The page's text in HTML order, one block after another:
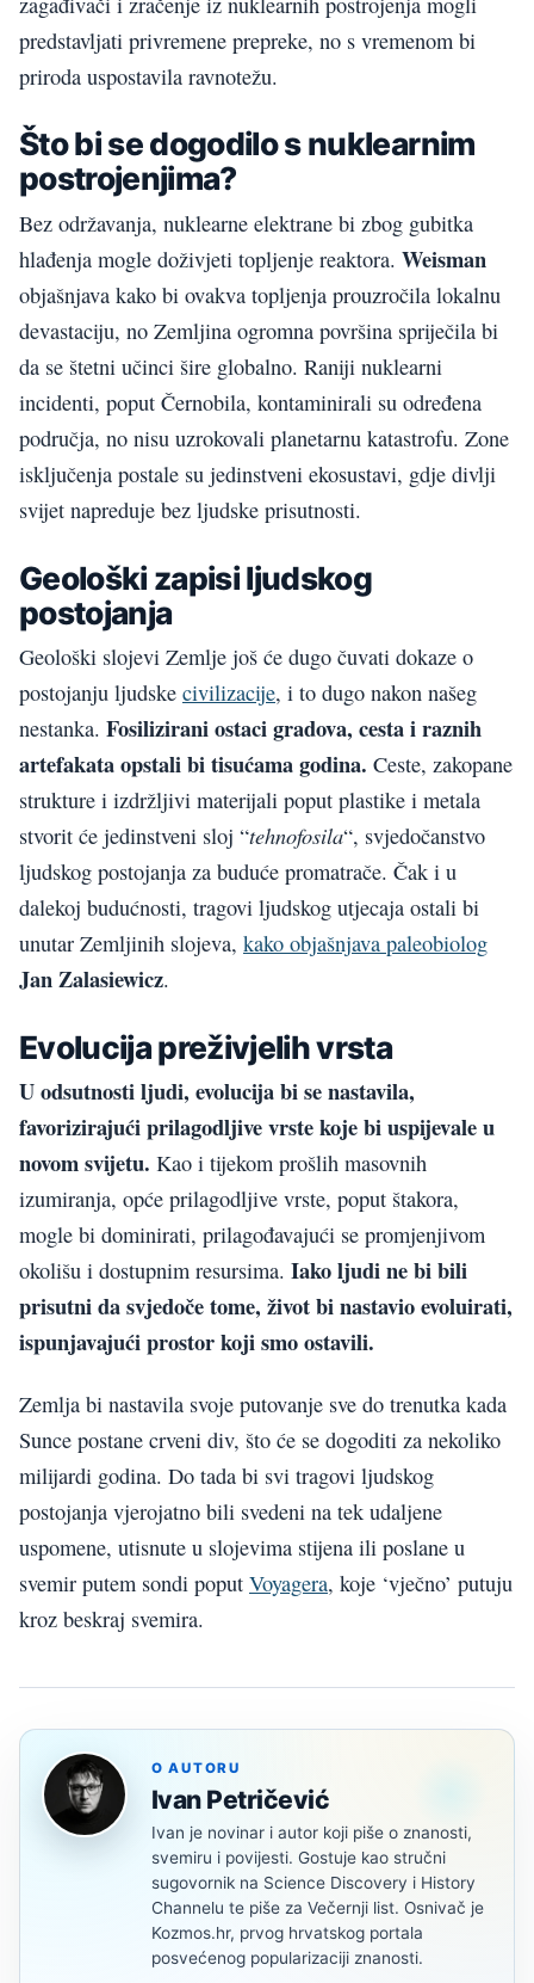
predstavljati privremene prepreke, no s vremenom bi
priroda uspostavila ravnotežu.
Što bi se dogodilo s nuklearnim
postrojenjima?
Bez održavanja, nuklearne elektrane bi zbog gubitka
hlađenja mogle doživjeti topljenje reaktora. Weisman
objašnjava kako bi ovakva topljenja prouzročila lokalnu
devastaciju, no Zemljina ogromna površina spriječila bi
da se štetni učinci šire globalno. Raniji nuklearni
incidenti, poput Černobila, kontaminirali su određena
područja, no nisu uzrokovali planetarnu katastrofu. Zone
isključenja postale su jedinstveni ekosustavi, gdje divlji
svijet napreduje bez ljudske prisutnosti.
Geološki zapisi ljudskog
postojanja
Geološki slojevi Zemlje još će dugo čuvati dokaze o
postojanju ljudske civilizacije, i to dugo nakon našeg
nestanka. Fosilizirani ostaci gradova, cesta i raznih
artefakata opstali bi tisućama godina. Ceste, zakopane
strukture i izdržljivi materijali poput plastike i metala
stvorit će jedinstveni sloj “tehnofosila“, svjedočanstvo
ljudskog postojanja za buduće promatrače. Čak i u
dalekoj budućnosti, tragovi ljudskog utjecaja ostali bi
unutar Zemljinih slojeva, kako objašnjava paleobiolog
Jan Zalasiewicz.
Evolucija preživjelih vrsta
U odsutnosti ljudi, evolucija bi se nastavila,
favorizirajući prilagodljive vrste koje bi uspijevale u
novom svijetu. Kao i tijekom prošlih masovnih
izumiranja, opće prilagodljive vrste, poput štakora,
mogle bi dominirati, prilagođavajući se promjenjivom
okolišu i dostupnim resursima. Iako ljudi ne bi bili
prisutni da svjedoče tome, život bi nastavio evoluirati,
ispunjavajući prostor koji smo ostavili.
Zemlja bi nastavila svoje putovanje sve do trenutka kada
Sunce postane crveni div, što će se dogoditi za nekoliko
milijardi godina. Do tada bi svi tragovi ljudskog
postojanja vjerojatno bili svedeni na tek udaljene
uspomene, utisnute u slojevima stijena ili poslane u
svemir putem sondi poput Voyagera, koje ‘vječno’ putuju
kroz beskraj svemira.
O AUTORU
Ivan Petričević
Ivan je novinar i autor koji piše o znanosti,
svemiru i povijesti. Gostuje kao stručni
sugovornik na Science Discovery i History
Channelu te piše za Večernji list. Osnivač je
Kozmos.hr, prvog hrvatskog portala
posvećenog popularizaciji znanosti.